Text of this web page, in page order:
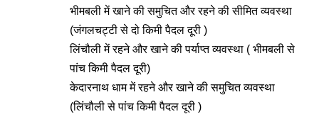
भीमबली में खाने की समुचित और रहने की सीमित व्यवस्था
(जंगलचट्टी से दो किमी पैदल दूरी )
लिंचौली में रहने और खाने की पर्याप्त व्यवस्था ( भीमबली से
पांच किमी पैदल दूरी)
केदारनाथ धाम में रहने और खाने की समुचित व्यवस्था
(लिंचौली से पांच किमी पैदल दूरी )